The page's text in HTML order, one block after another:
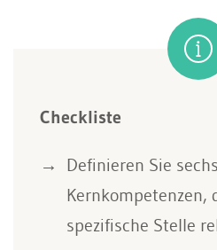
Checkliste
Definieren Sie
Kernkompetenzen,
spezifische Stelle